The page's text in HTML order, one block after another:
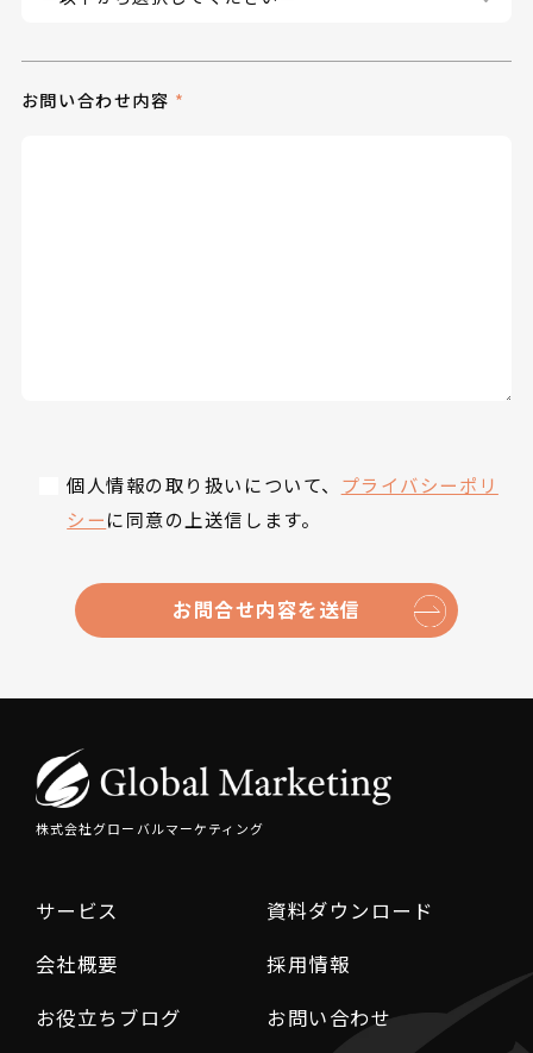
お問い合わせ内容
個人情報の取り扱いについて、 プライバシーポリ
シーに同意の上送信します。
お問合せ内容を送信
株式会社グローバルマーケティング
サービス
資料ダウンロード
会社概要
採用情報
お役立ちブログ
お問い合わせ